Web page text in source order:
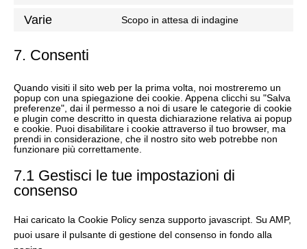
Varie Scopo in attesa di indagine
7. Consenti
Quando visiti il sito web per la prima volta, noi mostreremo un
popup con una spiegazione dei cookie. Appena clicchi su "Salva
preferenze", dai il permesso a noi di usare le categorie di cookie
e plugin come descritto in questa dichiarazione relativa ai popup
e cookie. Puoi disabilitare i cookie attraverso il tuo browser, ma
prendi in considerazione, che il nostro sito web potrebbe non
funzionare più correttamente.
7.1 Gestisci le tue impostazioni di
consenso
Hai caricato la Cookie Policy senza supporto javascript. Su AMP,
puoi usare il pulsante di gestione del consenso in fondo alla